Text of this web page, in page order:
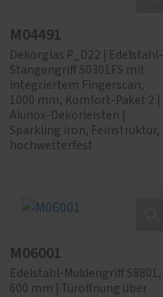
M04491
Dekorglas P_D22 | Edelstahl-
Stangengriff S0301FS mit
integriertem Fingerscan,
1000 mm, Komfort-Paket 2 |
Alunox-Dekorleisten |
Sparkling iron, Feinstruktur,
hochwetterfest
M06001
Edelstahl-Muldengriff S8801,
600 mm | Türöffnung über